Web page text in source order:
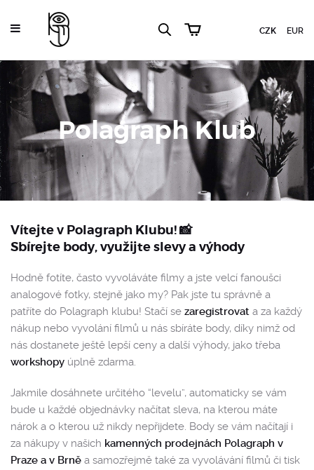
CZK EUR
Polagraph Klub
Vítejte v Polagraph Klubu! 📸
Sbírejte body, využijte slevy a výhody
Hodně fotíte, často vyvoláváte filmy a jste velcí fanoušci
analogové fotky, stejně jako my? Pak jste tu správně a
patříte do Polagraph klubu! Stačí se zaregistrovat a za každý
nákup nebo vyvolání filmů u nás sbíráte body, díky nimž od
nás dostanete ještě lepší ceny a další výhody, jako třeba
workshopy úplně zdarma.
Jakmile dosáhnete určitého “levelu”, automaticky se vám
bude u každé objednávky načítat sleva, na kterou máte
nárok a o kterou už nikdy nepřijdete. Body se vám načítají i
za nákupy v našich kamenných prodejnách Polagraph v
Praze a v Brně a samozřejmě také za vyvolávání filmů či tisk